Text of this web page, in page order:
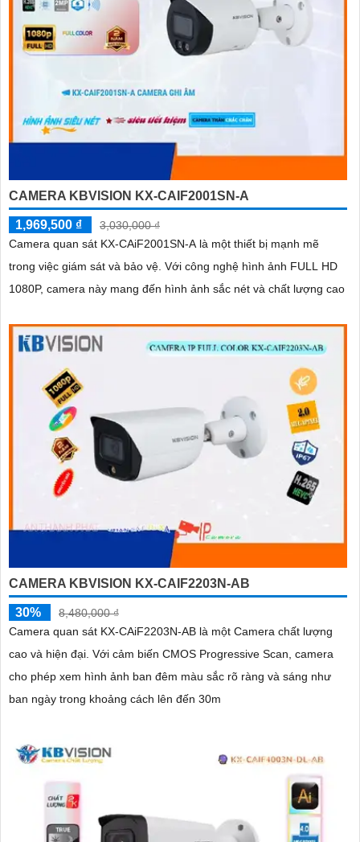
CAMERA KBVISION KX-CAIF2001SN-A
1,969,500 ₫
3,030,000 ₫
Camera quan sát KX-CAiF2001SN-A là một thiết bị mạnh mẽ
trong việc giám sát và bảo vệ. Với công nghệ hình ảnh FULL HD
1080P, camera này mang đến hình ảnh sắc nét và chất lượng cao
CAMERA KBVISION KX-CAIF2203N-AB
30%
8,480,000 ₫
Camera quan sát KX-CAiF2203N-AB là một Camera chất lượng
cao và hiện đại. Với cảm biến CMOS Progressive Scan, camera
cho phép xem hình ảnh ban đêm màu sắc rõ ràng và sáng như
ban ngày trong khoảng cách lên đến 30m